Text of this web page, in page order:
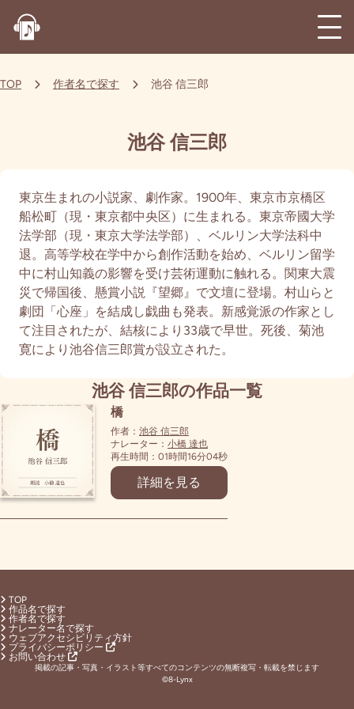
TOP 作者名で探す 池谷 信三郎
池谷 信三郎
東京生まれの小説家、劇作家。1900年、東京市京橋区
船松町（現・東京都中央区）に生まれる。東京帝國大学
法学部（現・東京大学法学部）、ベルリン大学法科中
退。高等学校在学中から創作活動を始め、ベルリン留学
中に村山知義の影響を受け芸術運動に触れる。関東大震
災で帰国後、懸賞小説『望郷』で文壇に登場。村山らと
劇団「心座」を結成し戯曲も発表。新感覚派の作家とし
て注目されたが、結核により33歳で早世。死後、菊池
寛により池谷信三郎賞が設立された。
池谷 信三郎の作品一覧
橋
作者： 池谷 信三郎
ナレーター： 小橋 達也
再生時間：01時間16分04秒
詳細を見る
TOP
作品名で探す
作者名で探す
ナレーター名で探す
ウェブアクセシビリティ方針
プライバシーポリシー
お問い合わせ
掲載の記事・写真・イラスト等すべてのコンテンツの無断複写・転載を禁じます
©8-Lynx